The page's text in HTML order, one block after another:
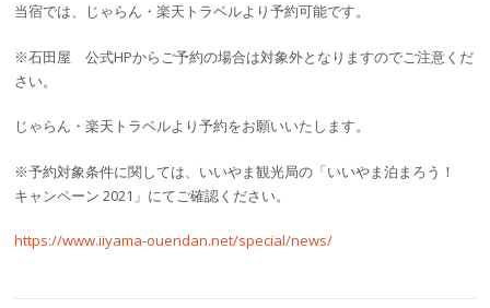
当宿では、じゃらん・楽天トラベルより予約可能です。
※石田屋 公式HPからご予約の場合は対象外となりますのでご注意くだ
さい。
じゃらん・楽天トラベルより予約をお願いいたします。
※予約対象条件に関しては、いいやま観光局の「いいやま泊まろう！
キャンペーン 2021」にてご確認ください。
https://www.iiyama-ouendan.net/special/news/